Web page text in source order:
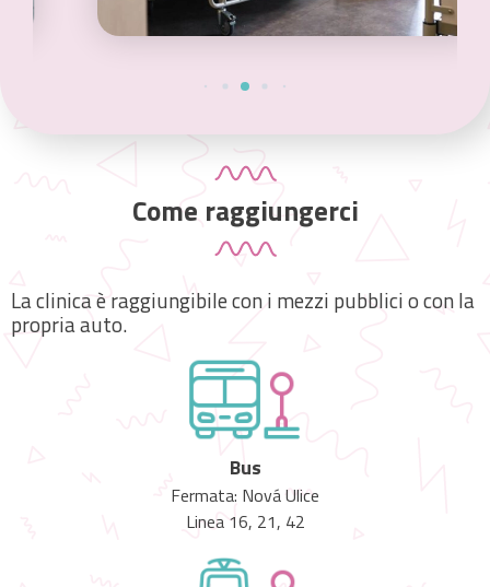
Come raggiungerci
La clinica è raggiungibile con i mezzi pubblici o con la
propria auto.
Bus
Fermata: Nová Ulice
Linea 16, 21, 42